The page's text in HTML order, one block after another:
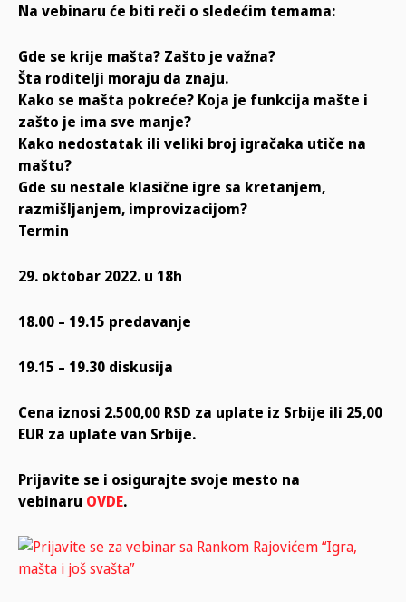
Na vebinaru će biti reči o sledećim temama:
Gde se krije mašta? Zašto je važna?
Šta roditelji moraju da znaju.
Kako se mašta pokreće? Koja je funkcija mašte i
zašto je ima sve manje?
Kako nedostatak ili veliki broj igračaka utiče na
maštu?
Gde su nestale klasične igre sa kretanjem,
razmišljanjem, improvizacijom?
Termin
29. oktobar 2022. u 18h
18.00 – 19.15 predavanje
19.15 – 19.30 diskusija
Cena iznosi 2.500,00 RSD za uplate iz Srbije ili 25,00
EUR za uplate van Srbije.
Prijavite se i osigurajte svoje mesto na
vebinaru OVDE.